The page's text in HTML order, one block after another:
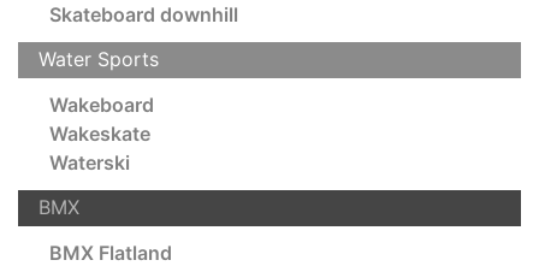
Skateboard downhill
Water Sports
Wakeboard
Wakeskate
Waterski
BMX
BMX Flatland